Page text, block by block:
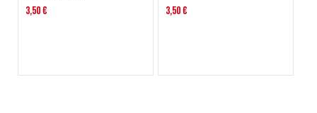
3,50 €
3,50 €